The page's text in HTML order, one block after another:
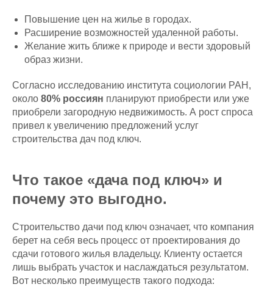
Повышение цен на жилье в городах.
Расширение возможностей удаленной работы.
Желание жить ближе к природе и вести здоровый
образ жизни.
Согласно исследованию института социологии РАН,
около 80% россиян планируют приобрести или уже
приобрели загородную недвижимость. А рост спроса
привел к увеличению предложений услуг
строительства дач под ключ.
Что такое «дача под ключ» и
почему это выгодно.
Строительство дачи под ключ означает, что компания
берет на себя весь процесс от проектирования до
сдачи готового жилья владельцу. Клиенту остается
лишь выбрать участок и наслаждаться результатом.
Вот несколько преимуществ такого подхода: